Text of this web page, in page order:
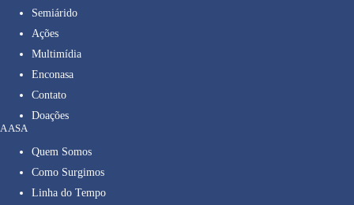
Semiárido
Ações
Multimídia
Enconasa
Contato
Doações
A ASA
Quem Somos
Como Surgimos
Linha do Tempo